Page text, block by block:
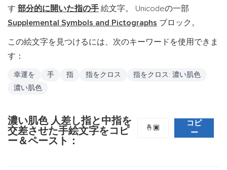
す 部分的に開いた指の手 絵文字。 Unicodeの一部
Supplemental Symbols and Pictographs ブロック。
この絵文字を見つけるには、次のキーワードを使用できま
す：
幸運を 手 指 指をクロス
指をクロス: 濃い肌色
濃い肌色
濃い肌色 人差し指と中指を
交差させた手絵文字をコピ
ー＆ペースト：
🤞🏿
コピ
ー